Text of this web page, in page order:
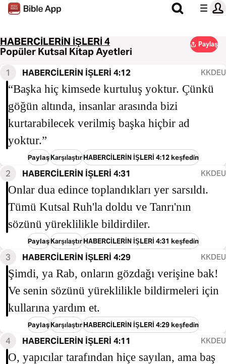
HABERCİLERİN İŞLERİ 4
Popüler Kutsal Kitap Ayetleri
Paylaş
1 HABERCİLERİN İŞLERİ 4:12 KKDEU
“Başka hiç kimsede kurtuluş yoktur. Çünkü
göğün altında, insanlar arasında bizi
kurtarabilecek verilmiş başka hiçbir ad
yoktur.”
PaylaşKarşılaştırHABERCİLERİN İŞLERİ 4:12 keşfedin
2 HABERCİLERİN İŞLERİ 4:31 KKDEU
Onlar dua edince toplandıkları yer sarsıldı.
Tümü Kutsal Ruh'la doldu ve Tanrı'nın
sözünü yüreklilikle bildirdiler.
PaylaşKarşılaştırHABERCİLERİN İŞLERİ 4:31 keşfedin
3 HABERCİLERİN İŞLERİ 4:29 KKDEU
Şimdi, ya Rab, onların gözdağı verişine bak!
Ve senin sözünü yüreklilikle bildirmeleri için
kullarına yardım et.
PaylaşKarşılaştırHABERCİLERİN İŞLERİ 4:29 keşfedin
4 HABERCİLERİN İŞLERİ 4:11 KKDEU
O, yapıcılar tarafından hiçe sayılan, ama baş